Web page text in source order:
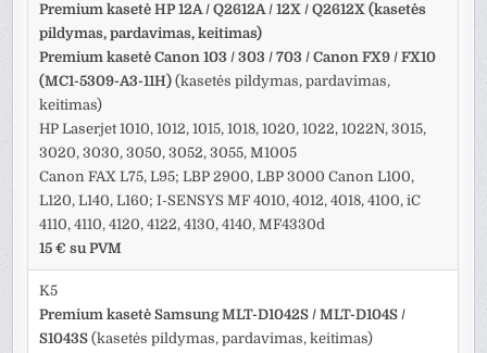
Premium kasetė HP 12A / Q2612A / 12X / Q2612X (kasetės
pildymas, pardavimas, keitimas)
Premium kasetė Canon 103 / 303 / 703 / Canon FX9 / FX10
(MC1-5309-A3-11H) (kasetės pildymas, pardavimas,
keitimas)
HP Laserjet 1010, 1012, 1015, 1018, 1020, 1022, 1022N, 3015,
3020, 3030, 3050, 3052, 3055, M1005
Canon FAX L75, L95; LBP 2900, LBP 3000 Canon L100,
L120, L140, L160; I-SENSYS MF 4010, 4012, 4018, 4100, iC
4110, 4110, 4120, 4122, 4130, 4140, MF4330d
15 € su PVM
K5
Premium kasetė Samsung MLT-D1042S / MLT-D104S /
S1043S(kasetės pildymas, pardavimas, keitimas)